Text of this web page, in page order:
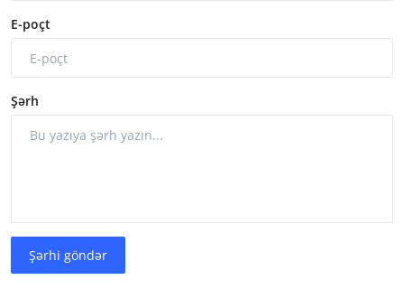
E-poçt
Şərh
Şərhi göndər